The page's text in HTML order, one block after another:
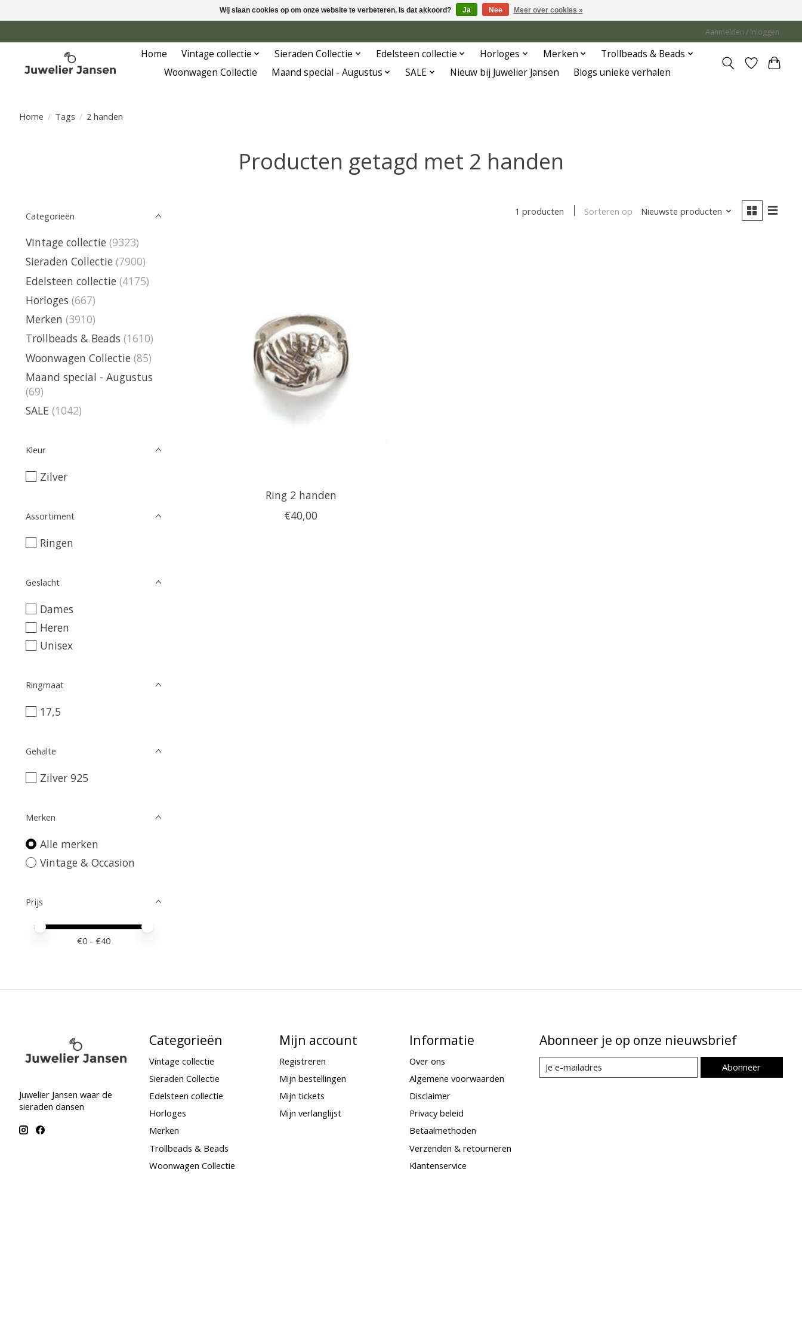
Aanmelden / Inloggen
Home Vintage collectie Sieraden Collectie Edelsteen collectie Horloges Merken
Trollbeads & Beads
Woonwagen Collectie
Maand special - Augustus SALE Nieuw bij Juwelier Jansen Blogs unieke verhalen
Home / Tags / 2 handen
Producten getagd met 2 handen
Categorieën
Vintage collectie (9323)
Sieraden Collectie (7900)
Edelsteen collectie (4175)
Horloges (667)
Merken (3910)
Trollbeads & Beads (1610)
Woonwagen Collectie (85)
Maand special - Augustus
(69)
SALE (1042)
Kleur
Zilver
Assortiment
Ringen
Geslacht
Dames
Heren
Unisex
Ringmaat
17,5
Gehalte
Zilver 925
Merken
Alle merken
Vintage & Occasion
Prijs
Minimale prijswaarde
Price maximum value
€0 - €40
1 producten Sorteren op Nieuwste producten
Ring 2 handen
€40,00
Juwelier Jansen waar de
sieraden dansen
Categorieën
Vintage collectie
Sieraden Collectie
Edelsteen collectie
Horloges
Merken
Trollbeads & Beads
Woonwagen Collectie
Mijn account
Registreren
Mijn bestellingen
Mijn tickets
Mijn verlanglijst
Informatie
Over ons
Algemene voorwaarden
Disclaimer
Privacy beleid
Betaalmethoden
Verzenden & retourneren
Klantenservice
Abonneer je op onze nieuwsbrief
Abonneer
Wij slaan cookies op om onze website te verbeteren. Is dat akkoord? Ja Nee Meer over cookies »